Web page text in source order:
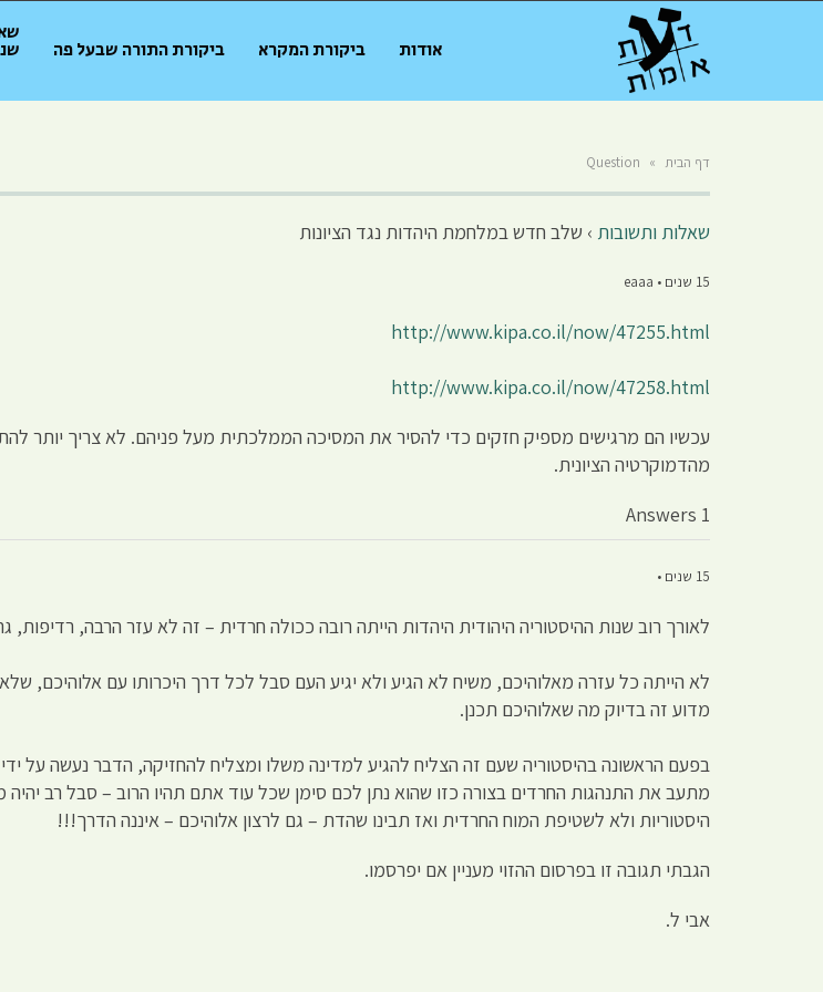
אודות ביקורת המקרא ביקורת התורה שבעל פה
דף הבית »
Question
שאלות ותשובות › שלב חדש במלחמת היהדות נגד הציונות
15 שנים • eaaa
http://www.kipa.co.il/now/47255.html
http://www.kipa.co.il/now/47258.html
עכשיו הם מרגישים מספיק חזקים כדי להסיר את המסיכה הממלכתית מעל פניהם. לא צריך יותר
מהדמוקרטיה הציונית.
1 Answers
15 שנים •
לאורך רוב שנות ההיסטוריה היהודית היהדות הייתה רובה ככולה חרדית – זה לא עזר הרבה, רדיפות,
לא הייתה כל עזרה מאלוהיכם, משיח לא הגיע ולא יגיע העם סבל לכל דרך היכרותו עם אלוהיכם,
מדוע זה בדיוק מה שאלוהיכם תכנן.
בפעם הראשונה בהיסטוריה שעם זה הצליח להגיע למדינה משלו ומצליח להחזיקה, הדבר נעשה על ידי
מתעב את התנהגות החרדים בצורה כזו שהוא נתן לכם סימן שכל עוד אתם תהיו הרוב – סבל רב
היסטוריות ולא לשטיפת המוח החרדית ואז תבינו שהדת – גם לרצון אלוהיכם – איננה הדרך!!!
הגבתי תגובה זו בפרסום ההזוי מעניין אם יפרסמו.
אבי ל.